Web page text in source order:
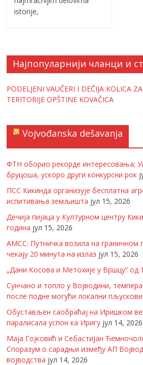
istorije,
Најпопуларнији чланци и
PODELJENI VAUČERI I DEČIJA KOLICA
TERITORIJE OPŠTINE KOVAČICA
Vojvođanska dešavanja
ФТН оборио рекорде интересовања;
бруцоша, ускоро други конкурсни рок
ПСС Кикинда организује бесплатна
испитивања земљишта јул 15, 2026
Дечија пијаца у Културном центру
година јул 15, 2026
АМСС: Путничка возила на граничном
чекају 20 минута на излаз јул 15, 2026
„Дани Косова и Метохије у Вршцу“ од
Сунчано и топло у Војводини,
после подне могући локални пљускови
Обустављен саобраћај на Иришком
паралисала успон ка Иригу јул 14, 2026
Маја Гојковић и Себастијан
Споразум о сарадњи између АП
војводства јул 14, 2026